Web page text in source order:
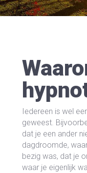
Iedereen is wel
geweest.
dat je een ander
dagdroomde,
bezig was, dat je
waar je eigenlijk